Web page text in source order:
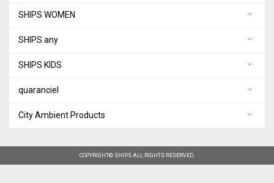
SHIPS WOMEN
SHIPS any
SHIPS KIDS
quaranciel
City Ambient Products
COPYRIGHT© SHIPS ALL RIGHTS RESERVED.